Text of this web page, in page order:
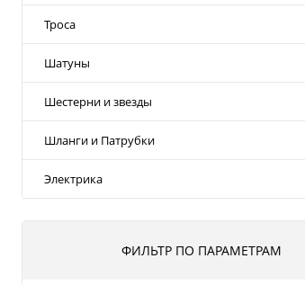
Троса
Шатуны
Шестерни и звезды
Шланги и Патрубки
Электрика
ФИЛЬТР ПО ПАРАМЕТРАМ